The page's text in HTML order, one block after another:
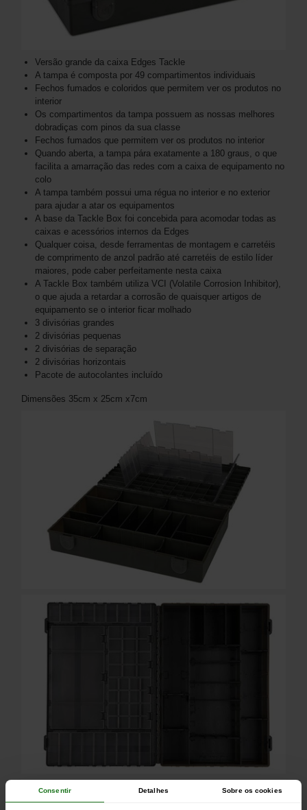
Consentir Detalhes Sobre os cookies
Versão grande da caixa Edges Tackle
A tampa é composta por 49 compartimentos individuais
Fechos fumados e coloridos que permitem ver os produtos no
interior
Os compartimentos da tampa possuem as nossas melhores
dobradiças com pinos da sua classe
Fechos fumados que permitem ver os produtos no interior
Quando aberta, a tampa pára exatamente a 180 graus, o que
facilita a amarração das redes com a caixa de equipamento no
colo
A tampa também possui uma régua no interior e no exterior
para ajudar a atar os equipamentos
A base da Tackle Box foi concebida para acomodar todas as
caixas e acessórios internos da Edges
Qualquer coisa, desde ferramentas de montagem e carretéis
de comprimento de anzol padrão até carretéis de estilo líder
maiores, pode caber perfeitamente nesta caixa
A Tackle Box também utiliza VCI (Volatile Corrosion Inhibitor),
o que ajuda a retardar a corrosão de quaisquer artigos de
equipamento se o interior ficar molhado
3 divisórias grandes
2 divisórias pequenas
2 divisórias de separação
2 divisórias horizontais
Pacote de autocolantes incluído
Dimensões 35cm x 25cm x7cm